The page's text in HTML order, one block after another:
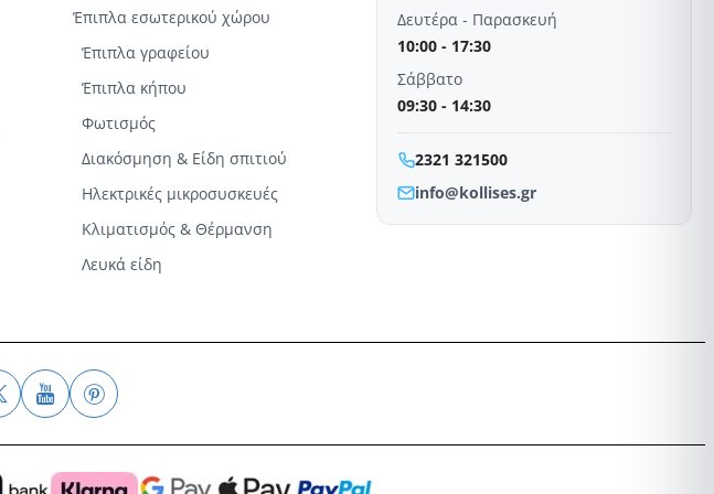
Έπιπλα εσωτερικού χώρου
Έπιπλα γραφείου
Έπιπλα κήπου
Φωτισμός
Διακόσμηση & Είδη σπιτιού
Ηλεκτρικές μικροσυσκευές
Κλιματισμός & Θέρμανση
Λευκά είδη
Δευτέρα - Παρασκευή
10:00 - 17:30
Σάββατο
09:30 - 14:30
2321 321500
info@kollises.gr